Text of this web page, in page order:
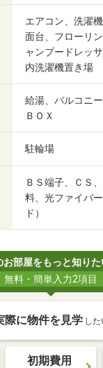
エアコン、洗濯
面台、フローリ
ャンプードレッ
内洗濯機置き場
給湯、バルコニ
ＢＯＸ
駐輪場
ＢＳ端子、ＣＳ
料、光ファイバ
ド）
お部屋をもっと知りた
無料・簡単入力2項目
際に物件を見学 した
初期費用